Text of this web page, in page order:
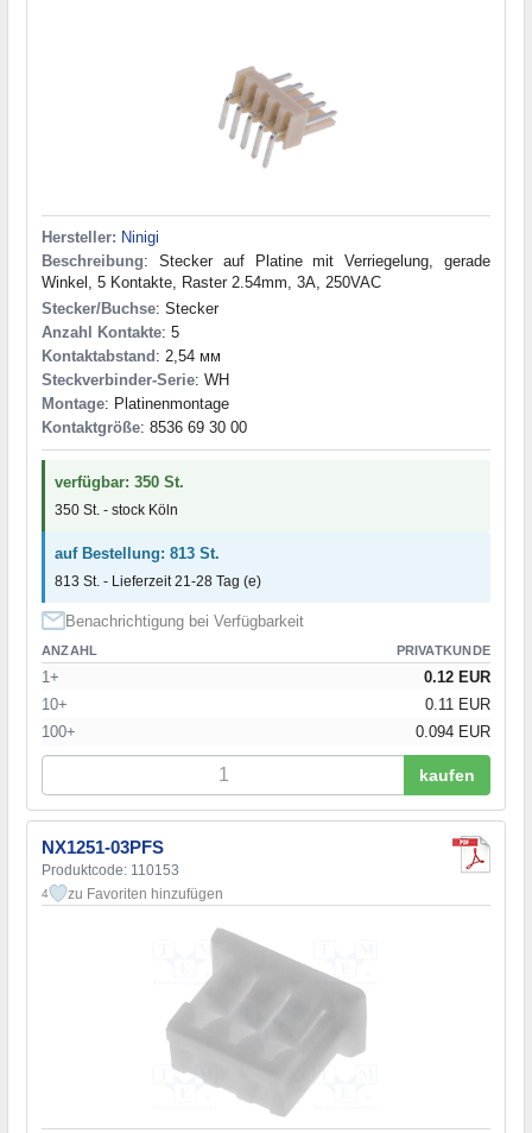
Hersteller: Ninigi
Beschreibung: Stecker auf Platine mit Verriegelung, gerade
Winkel, 5 Kontakte, Raster 2.54mm, 3A, 250VAC
Stecker/Buchse: Stecker
Anzahl Kontakte: 5
Kontaktabstand : 2,54 мм
Steckverbinder-Serie: WH
Montage: Platinenmontage
Kontaktgröße: 8536 69 30 00
verfügbar: 350 St.
350 St. - stock Köln
auf Bestellung: 813 St.
813 St. - Lieferzeit 21-28 Tag (e)
Benachrichtigung bei Verfügbarkeit
ANZAHL PRIVATKUNDE
1+
0.12 EUR
10+
0.11 EUR
100+
0.094 EUR
kaufen
NX1251-03PFS
Produktcode: 110153
4 zu Favoriten hinzufügen